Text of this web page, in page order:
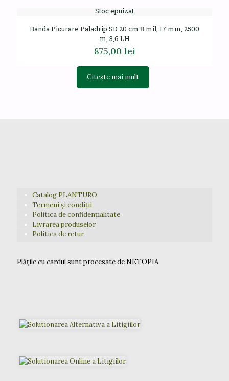
Stoc epuizat
Banda Picurare Paladrip SD 20 cm 8 mil, 17 mm, 2500
m, 3,6 LH
875,00 lei
Citește mai mult
Catalog PLANTURO
Termeni și condiții
Politica de confidențialitate
Livrarea produselor
Politica de retur
Plățile cu cardul sunt procesate de NETOPIA